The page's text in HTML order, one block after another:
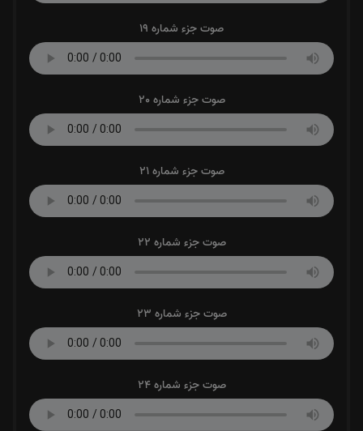
صوت جزء شماره 19
صوت جزء شماره 20
صوت جزء شماره 21
صوت جزء شماره 22
صوت جزء شماره 23
صوت جزء شماره 24